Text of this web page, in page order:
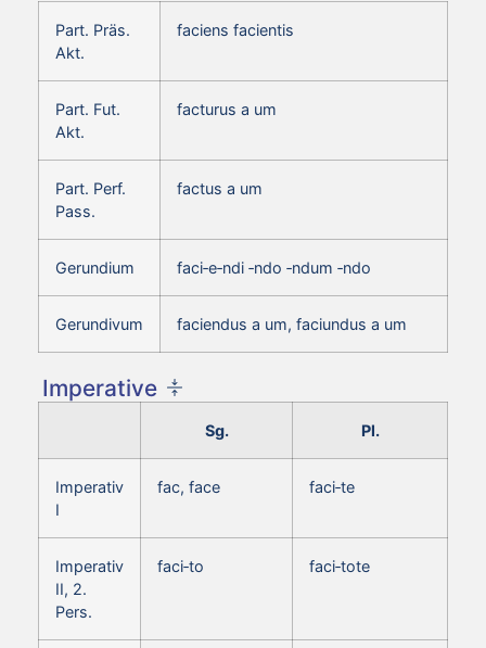
Part. Präs.
Akt.
faciens facientis
Part. Fut.
Akt.
facturus a um
Part. Perf.
Pass.
factus a um
Gerundium faci‑e‑ndi ‑ndo ‑ndum ‑ndo
Gerundivum faciendus a um, faciundus a um
Imperative
Sg. Pl.
Imperativ
I
fac, face faci‑te
Imperativ
II, 2.
Pers.
faci‑to faci‑tote